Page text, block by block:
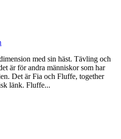
med sin häst. Tävling och
är för andra människor som har
Det är Fia och Fluffe, together
länk. Fluffe...